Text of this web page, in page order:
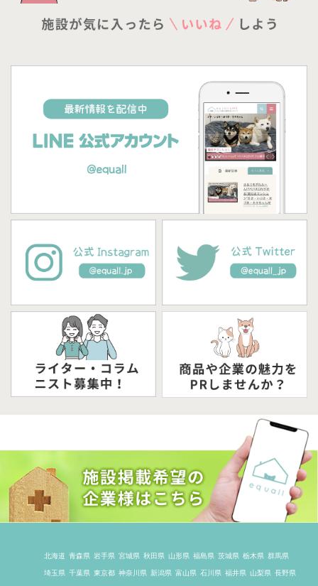
北海道 青森県 岩手県 宮城県 秋田県 山形県 福島県 茨城県 栃木県 群馬県
埼玉県 千葉県 東京都 神奈川県 新潟県 富山県 石川県 福井県 山梨県 長野県